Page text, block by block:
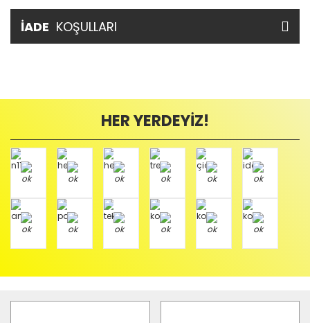
İADE KOŞULLARI
HER YERDEYİZ!